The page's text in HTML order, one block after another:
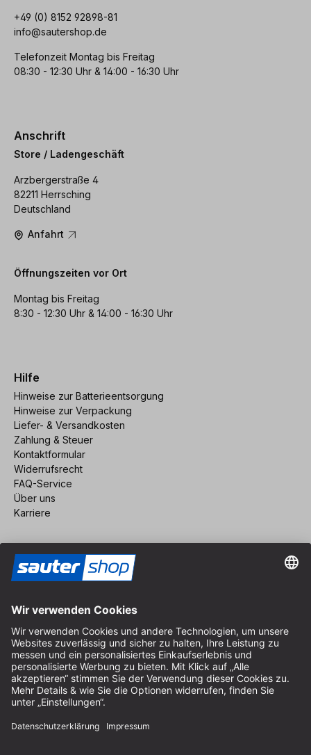
+49 (0) 8152 92898-81
info@sautershop.de
Telefonzeit Montag bis Freitag
08:30 - 12:30 Uhr & 14:00 - 16:30 Uhr
Anschrift
Store / Ladengeschäft
Arzbergerstraße 4
82211 Herrsching
Deutschland
Anfahrt
Öffnungszeiten vor Ort
Montag bis Freitag
8:30 - 12:30 Uhr & 14:00 - 16:30 Uhr
Hilfe
Hinweise zur Batterieentsorgung
Hinweise zur Verpackung
Liefer- & Versandkosten
Zahlung & Steuer
Kontaktformular
Widerrufsrecht
FAQ-Service
Über uns
Karriere
Impressum
AGB
Datenschutz
Cookie-Einstellungen
© 2026 sauter GmbH